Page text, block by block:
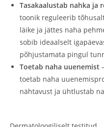
Tasakaalustab nahka ja
toonik reguleerib
läike ja jättes naha
sobib ideaalselt
põhjustamata pingul
Toetab naha uuenemist
toetab naha
nähtavust ja ühtlustab